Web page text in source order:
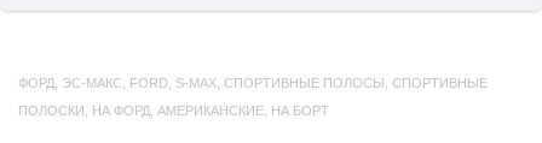
ФОРД ЭС-МАКС FORD S-MAX СПОРТИВНЫЕ ПОЛОСЫ СПОРТИВНЫЕ
ПОЛОСКИ
НА ФОРД АМЕРИКАНСКИЕ НА БОРТ